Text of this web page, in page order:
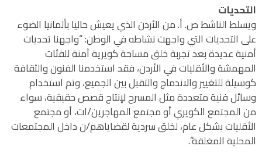
التحديات
ويسلط الناشط ص. أ. من الأردن الذي يعيش حاليا بألمانيا الضوء
على التحديات التي واجهت نشاطه في الوطن: “واجهنا تحديات
أمنية عديدة بعد تجربة خلق مساحة كويرية آمنة للفئات
المهمشة والأقليات في الأردن، فقد استخدمنا الفنون والثقافة
كوسيلة للتغيير والاندماج والتقبل بين الجميع، وتم استخدام
وسائل فنية متعددة مثل المسرح لإنتاج قصص حقيقية، سواء
من المجتمع الكويري أو مجتمع المهاجرين/ات، أو مجتمع
الأقليات بشكل عام، لخلق سردية لقضاياهم/ن داخل المجتمعات
المحلية المغلقة”.